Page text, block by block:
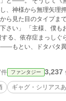
、神様から無理矢
ら見た目のタイプ
さい」 「主様、僕
る、依存症まっし
もとい、ドタバタ
の天使に、主人公は
ファンタジー 3,237
ギャグ・シリアス